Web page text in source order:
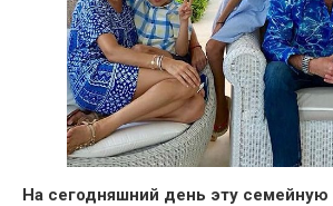
На сегодняшний день эту семейную